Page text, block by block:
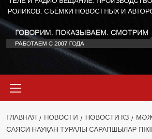
РОЛИКОВ. СЪЁМКИ НОВОСТНЫХ И
меню
ГЛАВНАЯ НОВОСТИ НОВОСТИ КЗ
САЯСИ НАУҚАН ТУРАЛЫ САРАПШЫЛАР